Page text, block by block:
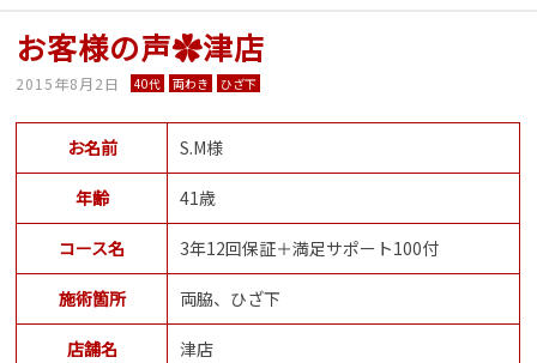
お客様の声✿津店
2015年8月2日 40代 両わき ひざ下
お名前 S.M様
年齢 41歳
コース名 3年12回保証＋満足サポート100付
施術箇所 両脇、ひざ下
店舗名 津店